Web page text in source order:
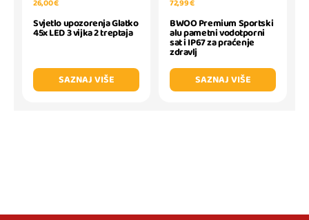
26,00 €
Svjetlo upozorenja Glatko
45x LED 3 vijka 2 treptaja
SAZNAJ VIŠE
72,99 €
BWOO Premium Sportski
alu pametni vodotporni
sat i IP67 za praćenje
zdravlj
SAZNAJ VIŠE